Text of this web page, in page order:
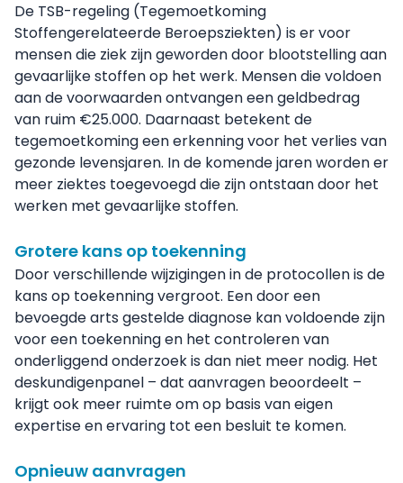
De TSB-regeling (Tegemoetkoming
Stoffengerelateerde Beroepsziekten) is er voor
mensen die ziek zijn geworden door blootstelling aan
gevaarlijke stoffen op het werk. Mensen die voldoen
aan de voorwaarden ontvangen een geldbedrag
van ruim €25.000. Daarnaast betekent de
tegemoetkoming een erkenning voor het verlies van
gezonde levensjaren. In de komende jaren worden er
meer ziektes toegevoegd die zijn ontstaan door het
werken met gevaarlijke stoffen.
Grotere kans op toekenning
Door verschillende wijzigingen in de protocollen is de
kans op toekenning vergroot. Een door een
bevoegde arts gestelde diagnose kan voldoende zijn
voor een toekenning en het controleren van
onderliggend onderzoek is dan niet meer nodig. Het
deskundigenpanel – dat aanvragen beoordeelt –
krijgt ook meer ruimte om op basis van eigen
expertise en ervaring tot een besluit te komen.
Opnieuw aanvragen